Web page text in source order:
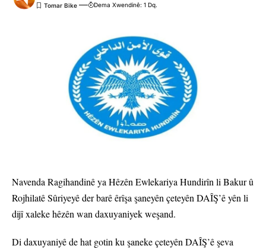
Dema Xwendinê: 1 Dq.
Navenda Ragihandinê ya Hêzên Ewlekariya Hundirîn li Bakur û
Rojhilatê Sûriyeyê der barê êrîşa şaneyên çeteyên DAÎŞ’ê yên li
dijî xaleke hêzên wan daxuyaniyek weşand.
Di daxuyaniyê de hat gotin ku şaneke çeteyên DAÎŞ’ê şeva